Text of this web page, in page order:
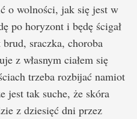
o wolności, jak się jest w
po horyzont i będę ścigał
sraczka, choroba
z własnym ciałem się
trzeba rozbijać namiot
jest tak suche, że skóra
z dziesięć dni przez